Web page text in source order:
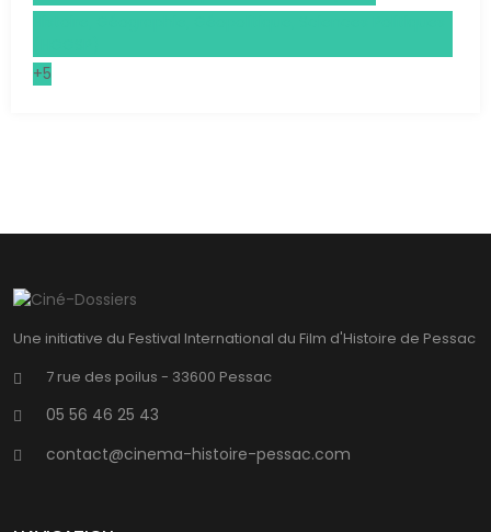
+5
Une initiative du Festival International du Film d'Histoire de Pessac
7 rue des poilus - 33600 Pessac
05 56 46 25 43
contact@cinema-histoire-pessac.com